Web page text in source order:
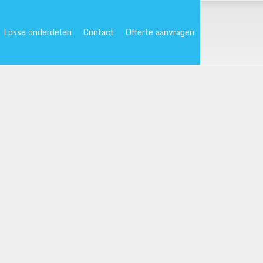
Losse onderdelen Contact Offerte aanvragen